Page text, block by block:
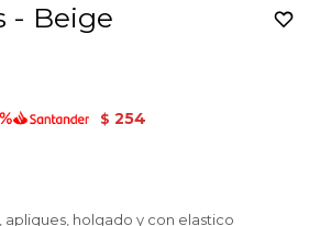
- Beige
$ 254
holgado y con elastico